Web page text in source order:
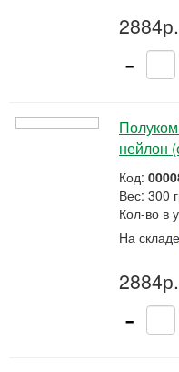
-
нейлон
Код:
Вес: 300
Кол-во в
На
-